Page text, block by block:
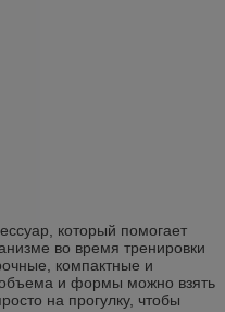
который помогает
во время тренировки
компактные и
объема и формы можно взять
на прогулку, чтобы